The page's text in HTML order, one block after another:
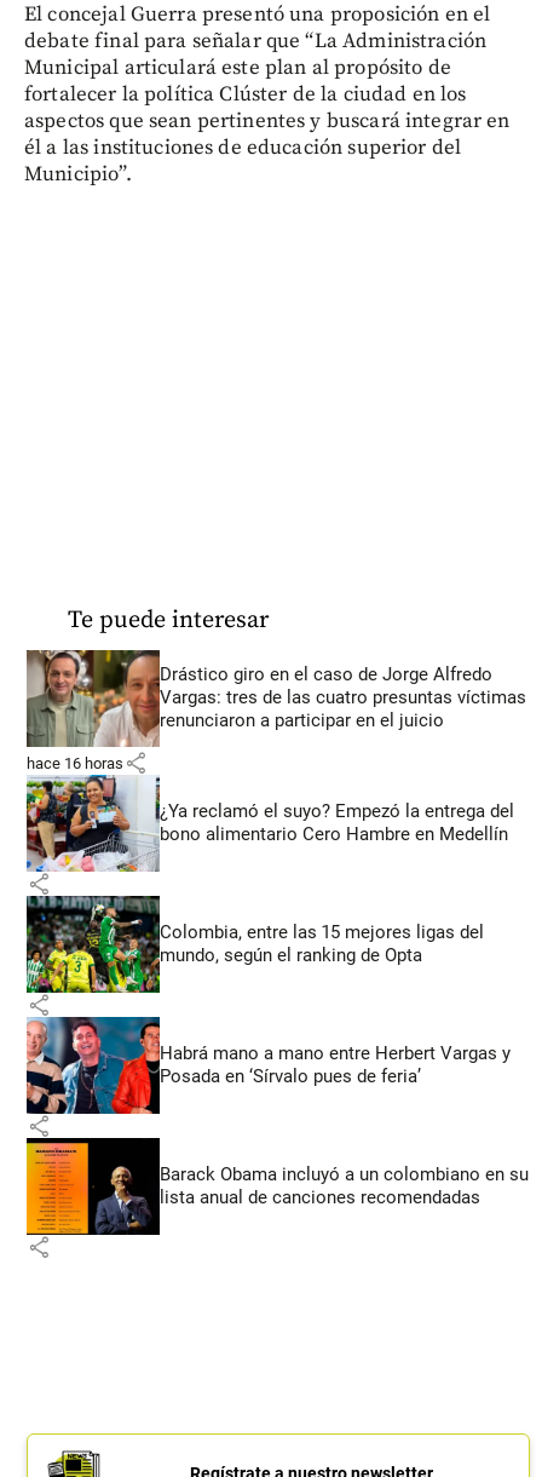
El concejal Guerra presentó una proposición en el
debate final para señalar que “La Administración
Municipal articulará este plan al propósito de
fortalecer la política Clúster de la ciudad en los
aspectos que sean pertinentes y buscará integrar en
él a las instituciones de educación superior del
Municipio”.
Te puede interesar
Drástico giro en el caso de Jorge Alfredo
Vargas: tres de las cuatro presuntas víctimas
renunciaron a participar en el juicio
hace 16 horas share
¿Ya reclamó el suyo? Empezó la entrega del
bono alimentario Cero Hambre en Medellín
share
Colombia, entre las 15 mejores ligas del
mundo, según el ranking de Opta
share
Habrá mano a mano entre Herbert Vargas y
Posada en ‘Sírvalo pues de feria’
share
Barack Obama incluyó a un colombiano en su
lista anual de canciones recomendadas
share